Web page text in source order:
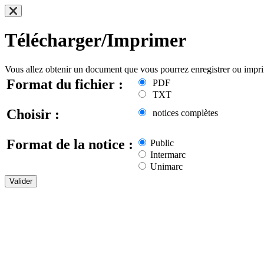
Télécharger/Imprimer
Vous allez obtenir un document que vous pourrez enregistrer ou
Format du fichier :
PDF
TXT
Choisir : notices complètes
Format de la notice :
Public
Intermarc
Unimarc